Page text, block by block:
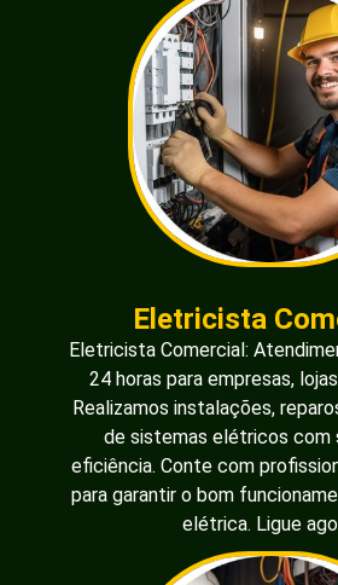
Eletricista
Eletricista Comercial:
24 horas para empresas,
Realizamos instalações,
de sistemas elétricos com
eficiência. Conte com
para garantir o bom
elétrica. Ligue